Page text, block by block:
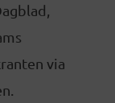
via